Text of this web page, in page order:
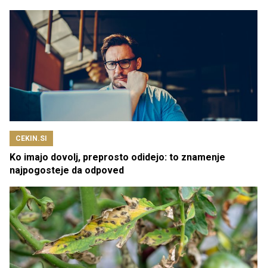
CEKIN.SI
Ko imajo dovolj, preprosto odidejo: to znamenje
najpogosteje da odpoved